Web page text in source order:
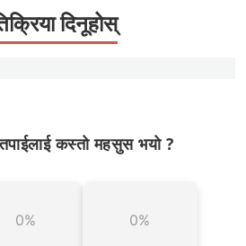
दिनूहोस्
कस्तो महसुस भयो ?
0% 0%